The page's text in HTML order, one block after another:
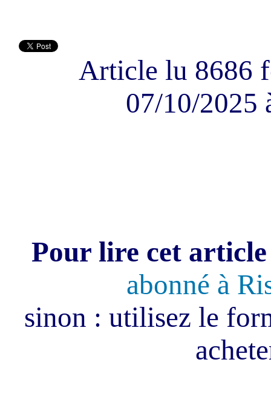
Article lu 8686
07/10/2025
Pour lire cet
abonné à
sinon : utilisez le